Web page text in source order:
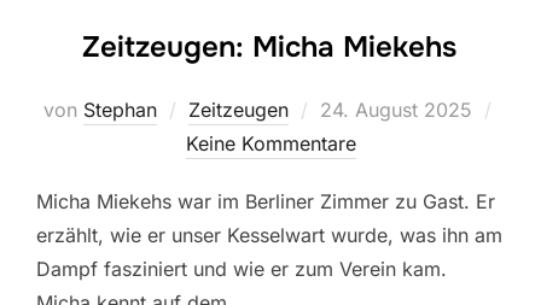
Zeitzeugen: Micha Miekehs
von Stephan Zeitzeugen
Veröffentlicht
am
24. August 2025
Keine Kommentare
Micha Miekehs war im Berliner Zimmer zu Gast. Er
erzählt, wie er unser Kesselwart wurde, was ihn am
Dampf fasziniert und wie er zum Verein kam.